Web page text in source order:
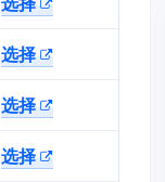
选择
选择
选择